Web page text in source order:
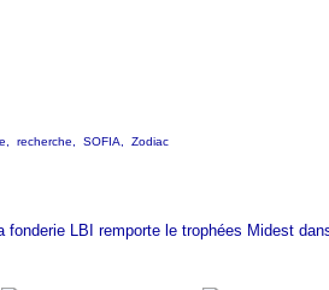
recherche SOFIA Zodiac